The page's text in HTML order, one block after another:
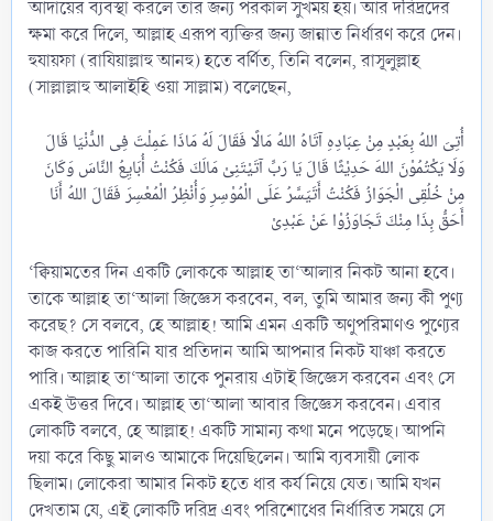
আদায়ের ব্যবস্থা করলে তার জন্য পরকাল সুখময় হয়। আর দরিদ্রদের
ক্ষমা করে দিলে, আল্লাহ এরূপ ব্যক্তির জন্য জান্নাত নির্ধারণ করে দেন।
হুযায়ফা (রাযিয়াল্লাহু আনহু) হতে বর্ণিত, তিনি বলেন, রাসূলুল্লাহ
(সাল্লাল্লাহু আলাইহি ওয়া সাল্লাম) বলেছেন,
أُتِىَ اللهُ بِعَبْدٍ مِنْ عِبَادِهِ آتَاهُ اللهُ مَالًا فَقَالَ لَهُ مَاذَا عَمِلْتَ فِى الدُّنْيَا قَالَ
وَلَا يَكْتُمُوْنَ اللهَ حَدِيْثًا قَالَ يَا رَبِّ آتَيْتَنِىْ مَالَكَ فَكُنْتُ أُبَايِعُ النَّاسَ وَكَانَ
مِنْ خُلُقِى الْجَوَازُ فَكُنْتُ أَتَيَسَّرُ عَلَى الْمُوْسِرِ وَأُنْظِرُ الْمُعْسِرَ فَقَالَ اللهُ أَنَا
‘ক্বিয়ামতের দিন একটি লোককে আল্লাহ তা‘আলার নিকট আনা হবে।
তাকে আল্লাহ তা‘আলা জিজ্ঞেস করবেন, বল, তুমি আমার জন্য কী পুণ্য
করেছ? সে বলবে, হে আল্লাহ! আমি এমন একটি অণুপরিমাণও পুণ্যের
কাজ করতে পারিনি যার প্রতিদান আমি আপনার নিকট যাঞ্চা করতে
পারি। আল্লাহ তা‘আলা তাকে পুনরায় এটাই জিজ্ঞেস করবেন এবং সে
একই উত্তর দিবে। আল্লাহ তা‘আলা আবার জিজ্ঞেস করবেন। এবার
লোকটি বলবে, হে আল্লাহ! একটি সামান্য কথা মনে পড়েছে। আপনি
দয়া করে কিছু মালও আমাকে দিয়েছিলেন। আমি ব্যবসায়ী লোক
ছিলাম। লোকেরা আমার নিকট হতে ধার কর্য নিয়ে যেত। আমি যখন
দেখতাম যে, এই লোকটি দরিদ্র এবং পরিশোধের নির্ধারিত সময়ে সে